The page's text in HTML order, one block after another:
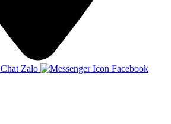
Chat Zalo Facebook